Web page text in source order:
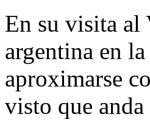
En su visita al
argentina en
aproximarse
visto que